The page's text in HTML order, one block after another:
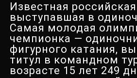
Известная
выступавшая в
Самая молодая
чемпионка —
фигурного катания,
титул в командном
возрасте 15 лет 249